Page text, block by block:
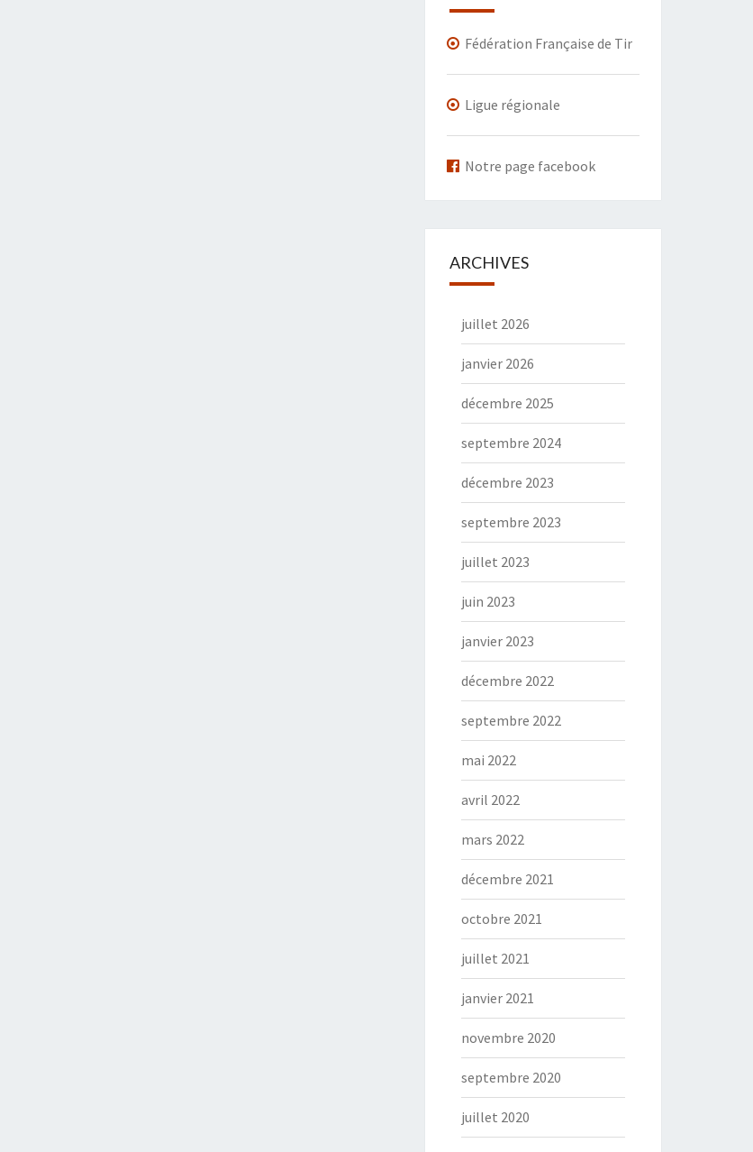
Fédération Française de Tir
Ligue régionale
Notre page facebook
ARCHIVES
juillet 2026
janvier 2026
décembre 2025
septembre 2024
décembre 2023
septembre 2023
juillet 2023
juin 2023
janvier 2023
décembre 2022
septembre 2022
mai 2022
avril 2022
mars 2022
décembre 2021
octobre 2021
juillet 2021
janvier 2021
novembre 2020
septembre 2020
juillet 2020